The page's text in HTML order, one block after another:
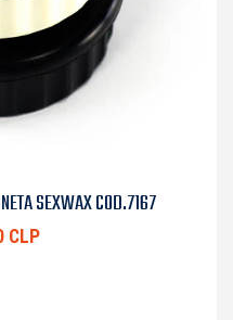
SEXWAX COD.7167
CLP